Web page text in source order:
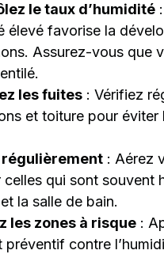
le taux d’humidité
élevé favorise la
Assurez-vous que
les fuites : Vérifiez
et toiture pour éviter
: Aérez
celles qui sont souvent
la salle de bain.
les zones à risque :
préventif contre